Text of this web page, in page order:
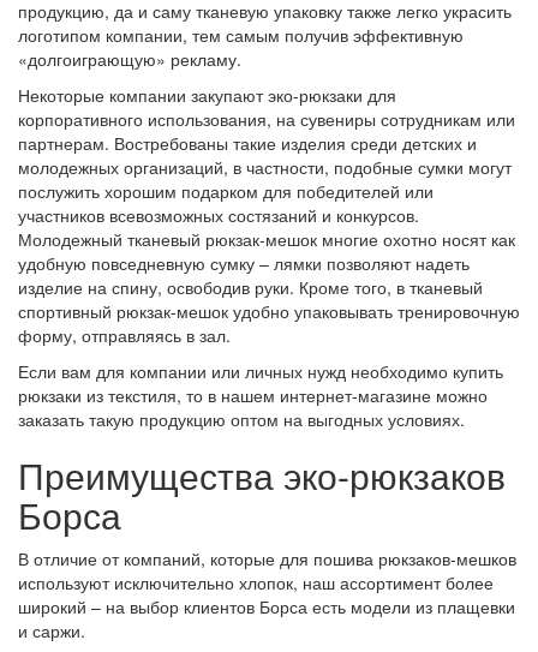
продукцию, да и саму тканевую упаковку также легко украсить
логотипом компании, тем самым получив эффективную
«долгоиграющую» рекламу.
Некоторые компании закупают эко-рюкзаки для
корпоративного использования, на сувениры сотрудникам или
партнерам. Востребованы такие изделия среди детских и
молодежных организаций, в частности, подобные сумки могут
послужить хорошим подарком для победителей или
участников всевозможных состязаний и конкурсов.
Молодежный тканевый рюкзак-мешок многие охотно носят как
удобную повседневную сумку – лямки позволяют надеть
изделие на спину, освободив руки. Кроме того, в тканевый
спортивный рюкзак-мешок удобно упаковывать тренировочную
форму, отправляясь в зал.
Если вам для компании или личных нужд необходимо купить
рюкзаки из текстиля, то в нашем интернет-магазине можно
заказать такую продукцию оптом на выгодных условиях.
Преимущества эко-рюкзаков
Борса
В отличие от компаний, которые для пошива рюкзаков-мешков
используют исключительно хлопок, наш ассортимент более
широкий – на выбор клиентов Борса есть модели из плащевки
и саржи.